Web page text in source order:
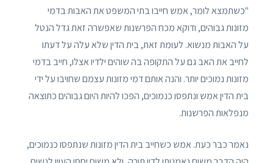
"כשתמצא לומר, אמש חייבו בתי המשפט את האבות בדמי
מזונות גבוהים, ודוקא מכח הפרשנות שאפשרה זאת גדל הנטל
על האבות מנשוא. לעומת זאת, בית הדין שלא עלה על דעתו
לחייב את האב גם על התקופה בה שוהים ילדיו אצלו, חייב בדמי
מזונות נמוכים יותר. והנה אותם דמי מזונות עצמם שחויבו על ידי
בית הדין אמש ונתפסו כנמוכים, הפכו להיות היום גבוהים כתוצאה
מנפלאות הפרשנות.
נאמר כבר כעת. אמש כשחייב בית הדין מזונות שנתפסו כנמוכים,